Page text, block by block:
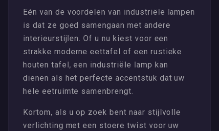
Eén van de voordelen van industriële lampen
is dat ze goed samengaan met andere
interieurstijlen. Of u nu kiest voor een
strakke moderne eettafel of een rustieke
houten tafel, een industriële lamp kan
dienen als het perfecte accentstuk dat uw
hele eetruimte samenbrengt.
Kortom, als u op zoek bent naar stijlvolle
verlichting met een stoere twist voor uw